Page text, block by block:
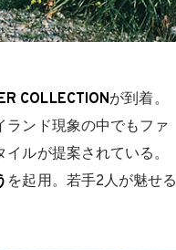
COLLECTIONが到着。
ランド現象の中でもファ
ルが提案されている。
を起用。若手2人が魅せる